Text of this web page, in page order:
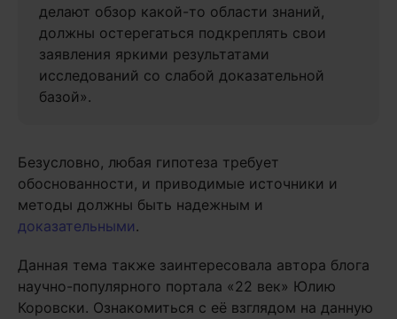
делают обзор какой-то области знаний,
должны остерегаться подкреплять свои
заявления яркими результатами
исследований со слабой доказательной
базой».
Безусловно, любая гипотеза требует
обоснованности, и приводимые источники и
методы должны быть надежным и
доказательными.
Данная тема также заинтересовала автора блога
научно-популярного портала «22 век» Юлию
Коровски. Ознакомиться с её взглядом на данную